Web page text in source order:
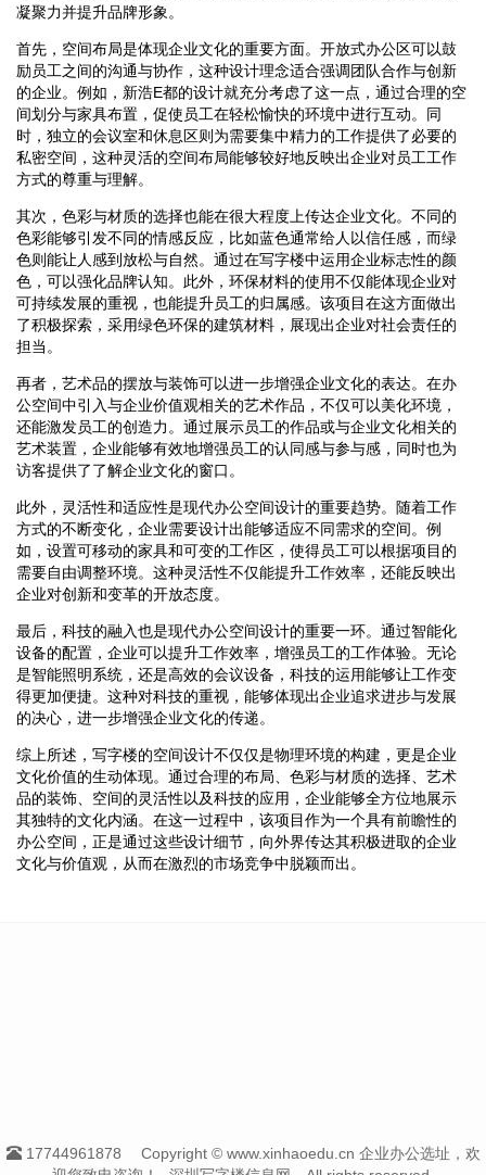
凝聚力并提升品牌形象。
首先，空间布局是体现企业文化的重要方面。开放式办公区可以鼓
励员工之间的沟通与协作，这种设计理念适合强调团队合作与创新
的企业。例如，新浩E都的设计就充分考虑了这一点，通过合理的空
间划分与家具布置，促使员工在轻松愉快的环境中进行互动。同
时，独立的会议室和休息区则为需要集中精力的工作提供了必要的
私密空间，这种灵活的空间布局能够较好地反映出企业对员工工作
方式的尊重与理解。
其次，色彩与材质的选择也能在很大程度上传达企业文化。不同的
色彩能够引发不同的情感反应，比如蓝色通常给人以信任感，而绿
色则能让人感到放松与自然。通过在写字楼中运用企业标志性的颜
色，可以强化品牌认知。此外，环保材料的使用不仅能体现企业对
可持续发展的重视，也能提升员工的归属感。该项目在这方面做出
了积极探索，采用绿色环保的建筑材料，展现出企业对社会责任的
担当。
再者，艺术品的摆放与装饰可以进一步增强企业文化的表达。在办
公空间中引入与企业价值观相关的艺术作品，不仅可以美化环境，
还能激发员工的创造力。通过展示员工的作品或与企业文化相关的
艺术装置，企业能够有效地增强员工的认同感与参与感，同时也为
访客提供了了解企业文化的窗口。
此外，灵活性和适应性是现代办公空间设计的重要趋势。随着工作
方式的不断变化，企业需要设计出能够适应不同需求的空间。例
如，设置可移动的家具和可变的工作区，使得员工可以根据项目的
需要自由调整环境。这种灵活性不仅能提升工作效率，还能反映出
企业对创新和变革的开放态度。
最后，科技的融入也是现代办公空间设计的重要一环。通过智能化
设备的配置，企业可以提升工作效率，增强员工的工作体验。无论
是智能照明系统，还是高效的会议设备，科技的运用能够让工作变
得更加便捷。这种对科技的重视，能够体现出企业追求进步与发展
的决心，进一步增强企业文化的传递。
综上所述，写字楼的空间设计不仅仅是物理环境的构建，更是企业
文化价值的生动体现。通过合理的布局、色彩与材质的选择、艺术
品的装饰、空间的灵活性以及科技的应用，企业能够全方位地展示
其独特的文化内涵。在这一过程中，该项目作为一个具有前瞻性的
办公空间，正是通过这些设计细节，向外界传达其积极进取的企业
文化与价值观，从而在激烈的市场竞争中脱颖而出。
17744961878
Copyright © www.xinhaoedu.cn 企业办公选址，欢